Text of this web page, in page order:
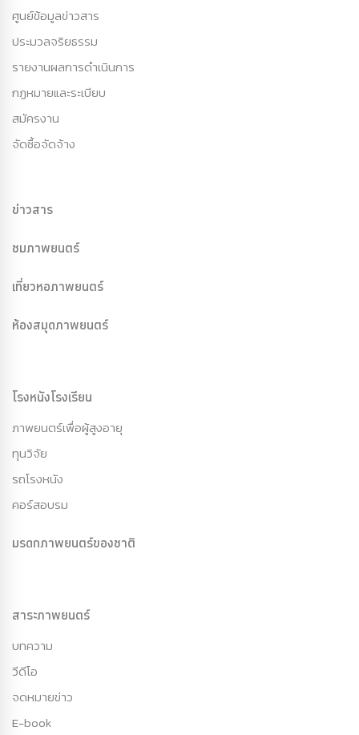
ศูนย์ข้อมูลข่าวสาร
ประมวลจริยธรรม
รายงานผลการดำเนินการ
กฏหมายและระเบียบ
สมัครงาน
จัดซื้อจัดจ้าง
ข่าวสาร
ชมภาพยนตร์
เที่ยวหอภาพยนตร์
ห้องสมุดภาพยนตร์
โรงหนังโรงเรียน
ภาพยนตร์เพื่อผู้สูงอายุ
ทุนวิจัย
รถโรงหนัง
คอร์สอบรม
มรดกภาพยนตร์ของชาติ
สาระภาพยนตร์
บทความ
วีดีโอ
จดหมายข่าว
E-book